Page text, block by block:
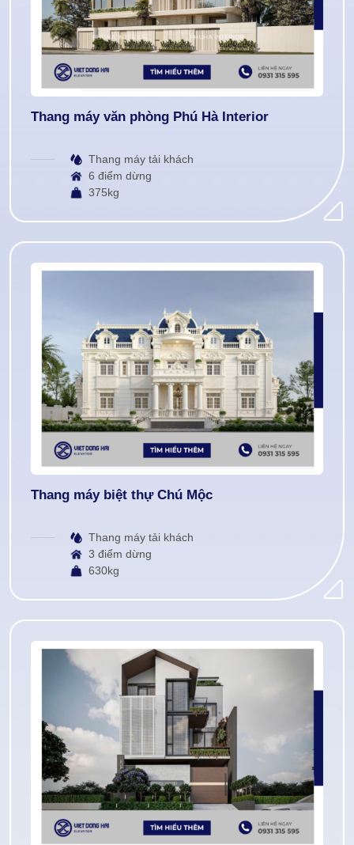
Thang máy văn phòng Phú Hà Interior
Thang máy tải khách
6 điểm dừng
375kg
Thang máy biệt thự Chú Mộc
Thang máy tải khách
3 điểm dừng
630kg